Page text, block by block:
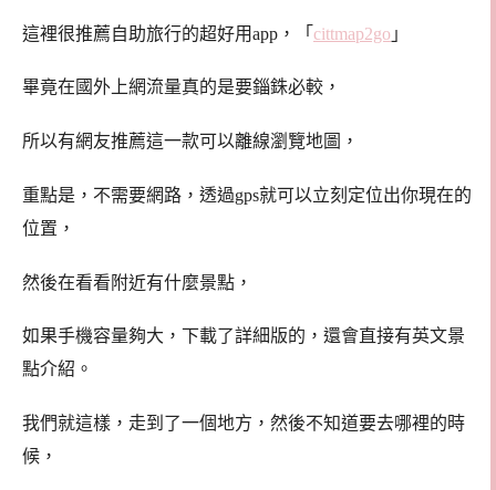
這裡很推薦自助旅行的超好用app，「 cittmap2go 」
畢竟在國外上網流量真的是要錙銖必較，
所以有網友推薦這一款可以離線瀏覽地圖，
重點是，不需要網路，透過gps就可以立刻定位出你現在的
位置，
然後在看看附近有什麼景點，
如果手機容量夠大，下載了詳細版的，還會直接有英文景
點介紹。
我們就這樣，走到了一個地方，然後不知道要去哪裡的時
候，